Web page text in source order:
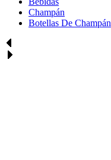
Champán
Botellas De Champán